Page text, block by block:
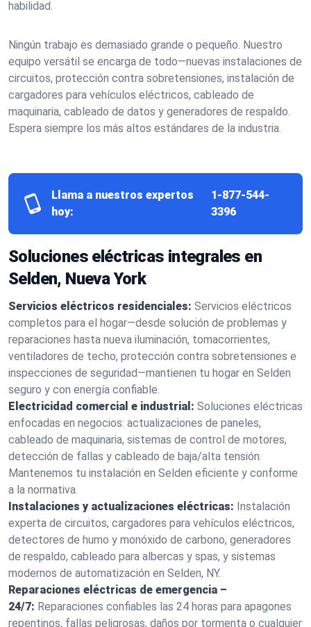
habilidad.
Ningún trabajo es demasiado grande o pequeño. Nuestro
equipo versátil se encarga de todo—nuevas instalaciones de
circuitos, protección contra sobretensiones, instalación de
cargadores para vehículos eléctricos, cableado de
maquinaria, cableado de datos y generadores de respaldo.
Espera siempre los más altos estándares de la industria.
Llama a nuestros expertos
hoy:
1-877-544-
3396
Soluciones eléctricas integrales en
Selden, Nueva York
Servicios eléctricos residenciales: Servicios eléctricos
completos para el hogar—desde solución de problemas y
reparaciones hasta nueva iluminación, tomacorrientes,
ventiladores de techo, protección contra sobretensiones e
inspecciones de seguridad—mantienen tu hogar en Selden
seguro y con energía confiable.
Electricidad comercial e industrial: Soluciones eléctricas
enfocadas en negocios: actualizaciones de paneles,
cableado de maquinaria, sistemas de control de motores,
detección de fallas y cableado de baja/alta tensión.
Mantenemos tu instalación en Selden eficiente y conforme
a la normativa.
Instalaciones y actualizaciones eléctricas: Instalación
experta de circuitos, cargadores para vehículos eléctricos,
detectores de humo y monóxido de carbono, generadores
de respaldo, cableado para albercas y spas, y sistemas
modernos de automatización en Selden, NY.
Reparaciones eléctricas de emergencia –
24/7: Reparaciones confiables las 24 horas para apagones
repentinos, fallas peligrosas, daños por tormenta o cualquier